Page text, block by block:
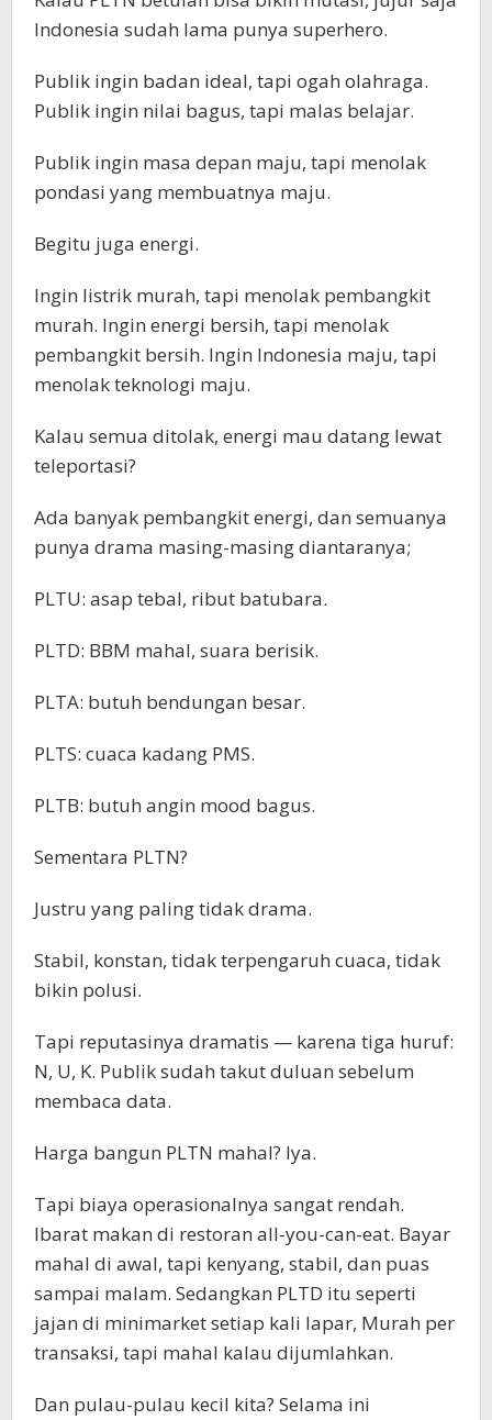
Indonesia sudah lama punya superhero.
Publik ingin badan ideal, tapi ogah olahraga.
Publik ingin nilai bagus, tapi malas belajar.
Publik ingin masa depan maju, tapi menolak
pondasi yang membuatnya maju.
Begitu juga energi.
Ingin listrik murah, tapi menolak pembangkit
murah. Ingin energi bersih, tapi menolak
pembangkit bersih. Ingin Indonesia maju, tapi
menolak teknologi maju.
Kalau semua ditolak, energi mau datang lewat
teleportasi?
Ada banyak pembangkit energi, dan semuanya
punya drama masing-masing diantaranya;
PLTU: asap tebal, ribut batubara.
PLTD: BBM mahal, suara berisik.
PLTA: butuh bendungan besar.
PLTS: cuaca kadang PMS.
PLTB: butuh angin mood bagus.
Sementara PLTN?
Justru yang paling tidak drama.
Stabil, konstan, tidak terpengaruh cuaca, tidak
bikin polusi.
Tapi reputasinya dramatis — karena tiga huruf:
N, U, K. Publik sudah takut duluan sebelum
membaca data.
Harga bangun PLTN mahal? Iya.
Tapi biaya operasionalnya sangat rendah.
Ibarat makan di restoran all-you-can-eat. Bayar
mahal di awal, tapi kenyang, stabil, dan puas
sampai malam. Sedangkan PLTD itu seperti
jajan di minimarket setiap kali lapar, Murah per
transaksi, tapi mahal kalau dijumlahkan.
Dan pulau-pulau kecil kita? Selama ini